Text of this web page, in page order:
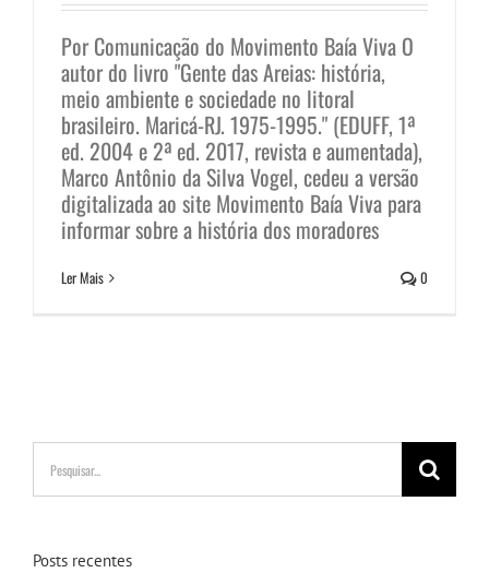
Por Comunicação do Movimento Baía Viva O
autor do livro "Gente das Areias: história,
meio ambiente e sociedade no litoral
brasileiro. Maricá-RJ. 1975-1995." (EDUFF, 1ª
ed. 2004 e 2ª ed. 2017, revista e aumentada),
Marco Antônio da Silva Vogel, cedeu a versão
digitalizada ao site Movimento Baía Viva para
informar sobre a história dos moradores
Ler Mais 0
Buscar
resultados
para:
Posts recentes